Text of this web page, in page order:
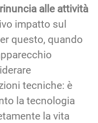
rinuncia alle attività
impatto sul
questo, quando
tecniche: è
la tecnologia
la vita